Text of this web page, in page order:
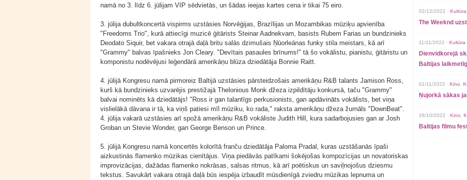
namā no 3. līdz 6. jūlijam VIP sēdvietās, un šādas ieejas kartes cena ir tikai 75 eiro.
3. jūlija dubultkoncertā vispirms uzstāsies Norvēģijas, Brazīlijas un Mozambikas mūziķu apvienība
"Freedoms Trio", kurā attiecīgi muzicē ģitārists Steinar Aadnekvam, basists Rubem Farias un bundzinieks
Deodato Siquir, bet vakara otrajā daļā britu salās dzimušais Ņūorleānas funky stila meistars, kā arī
"Grammy" balvas īpašnieks Jon Cleary. "Devītais pasaules brīnums!" tā šo vokālistu, pianistu, ģitāristu un
komponistu nodēvējusi leģendārā amerikāņu blūza dziedātāja Bonnie Raitt.
4. jūlijā Kongresu namā pirmoreiz Baltijā uzstāsies pārsteidzošais amerikāņu R&B talants Jamison Ross,
kurš kā bundzinieks uzvarējis prestižajā Thelonious Monk džeza izpildītāju konkursā, taču "Grammy"
balvai nominēts kā dziedātājs! "Ross ir gan talantīgs perkusionists, gan apdāvināts vokālists, bet viņa
vislielākā dāvana ir tā, ka viņš patiesi mīl mūziku, ko rada," raksta amerikāņu džeza žurnāls "DownBeat".
4. jūlija vakarā uzstāsies arī spožā amerikāņu R&B vokāliste Judith Hill, kura sadarbojusies gan ar Josh
Groban un Stevie Wonder, gan George Benson un Prince.
5. jūlijā Kongresu namā koncertēs kolorītā franču dziedātāja Paloma Pradal, kuras uzstāšanās īpaši
aizkustinās flamenko mūzikas cienītājus. Viņa piedāvās patīkami šokējošas kompozīcijas un novatoriskas
improvizācijas, dažādas flamenko nokrāsas, salsas ritmus, kā arī poētiskus un saviļnojošus dziesmu
tekstus. Savukārt vakara otrajā daļā būs iespēja izbaudīt mūsdienīgā zviedru mūzikas lepnuma un
02/12/2022 ·
The Weeknd
11/11/2022 · Kultūra
Dienvidkorejā
Baltijas
01/11/2022 · Kino
Ņujorkā sākas
28/10/2022 · Kino
Baltijas filmu